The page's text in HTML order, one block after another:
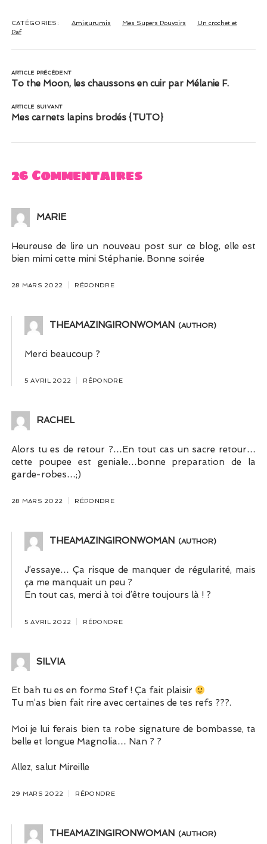
k
CATÉGORIES: Amigurumis Mes Supers Pouvoirs
Un crochet et
Paf
ARTICLE PRÉCÉDENT
To the Moon, les chaussons en cuir par Mélanie F.
ARTICLE SUIVANT
Mes carnets lapins brodés {TUTO}
26 Commentaires
MARIE
Heureuse de lire un nouveau post sur ce blog, elle est
bien mimi cette mini Stéphanie. Bonne soirée
28 MARS 2022 RÉPONDRE
THEAMAZINGIRONWOMAN
Merci beaucoup ?
5 AVRIL 2022 RÉPONDRE
RACHEL
Alors tu es de retour ?…En tout cas un sacre retour…
cette poupee est geniale…bonne preparation de la
garde-robes…;)
28 MARS 2022 RÉPONDRE
THEAMAZINGIRONWOMAN
J’essaye… Ça risque de manquer de régularité, mais
ça me manquait un peu ?
En tout cas, merci à toi d’être toujours là ! ?
5 AVRIL 2022 RÉPONDRE
SILVIA
Et bah tu es en forme Stef ! Ça fait plaisir
Tu m’as bien fait rire avec certaines de tes refs ???.
Moi je lui ferais bien ta robe signature de bombasse, ta
belle et longue Magnolia… Nan ? ?
Allez, salut Mireille
29 MARS 2022 RÉPONDRE
THEAMAZINGIRONWOMAN